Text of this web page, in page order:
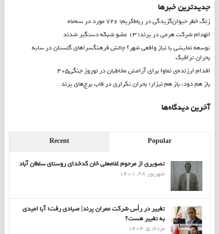
جدیدترین خبرها
زنگ خطر حیوان‌گزیدگی در رباط‌کریم؛ ۷۲۶ مورد در سه‌ماه
انهدام شرکت هرمی در پرند؛ ۱۳ عضو شبکه دستگیر شدند
توسعه نمایشی یا نیاز واقعی شهر؟ چالش فرهنگسراهای گلستان در سایه
بحران ترافیک
اقدام ارزنده‌ی نماوا برای آرامش مخاطبان در نوروز جنگی۴۰۵
باز هم دود، باز هم نیزار؛ بحران تکراری در قاب برج‌های پرند
آخرین دیدگاه‌ها
Popular
Recent
تصویری از مرحوم غلامعلی خان کدخدای روستای سلطان آباد
شهریور 28, 1401
تغییر در رأس شرکت عمران پرند| صیادی رفت؛ آیا امیدی
به تغییر هست؟
مرداد 5, 1404